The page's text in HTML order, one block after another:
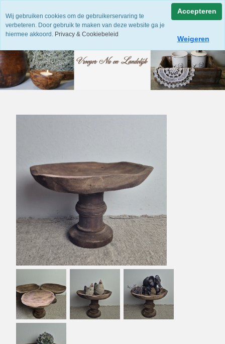
Wij gebruiken cookies om de gebruikerservaring te
verbeteren. Door gebruik te maken van deze website ga je
hiermee akkoord. Privacy & Cookiebeleid
Accepteren
Weigeren